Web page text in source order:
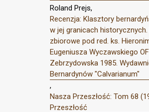
Roland Prejs,
Recenzja: Klasztory
w jej granicach historycznych.
zbiorowe pod red. ks.
Eugeniusza Wyczawskiego
Zebrzydowska 1985.
Bernardynów "Calvarianum"
,
Nasza Przeszłość: Tom 68
Przeszłość